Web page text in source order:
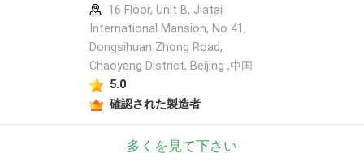
メッセージ
16 Floor, Unit B, Jiatai
International Mansion, No 41,
Dongsihuan Zhong Road,
Chaoyang District, Beijing ,中国
5.0
確認された製造者
多くを見て下さい